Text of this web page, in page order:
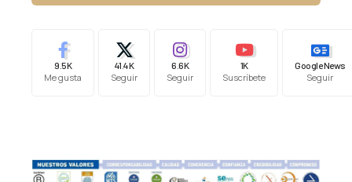
9.5K
Me gusta
41.4K
Seguir
6.6K
Seguir
1K
Suscríbete
Google News
Seguir